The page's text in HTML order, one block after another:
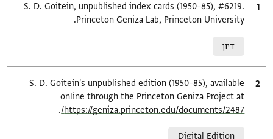
ציטוט S. D. Goitein, unpublished index cards (1950–85),#6219
Princeton Geniza Lab, Princeton University.
דיון
ציטוט
S. D. Goitein's unpublished edition (1950–85), available
online through the Princeton Geniza Project at
https://geniza.princeton.edu/documents/2487/
.
Digital Edition